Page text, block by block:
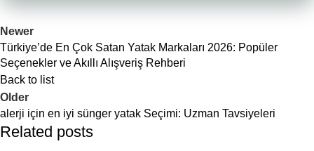
Newer
Türkiye’de En Çok Satan Yatak Markaları 2026: Popüler
Seçenekler ve Akıllı Alışveriş Rehberi
Back to list
Older
alerji için en iyi sünger yatak Seçimi: Uzman Tavsiyeleri
Related posts